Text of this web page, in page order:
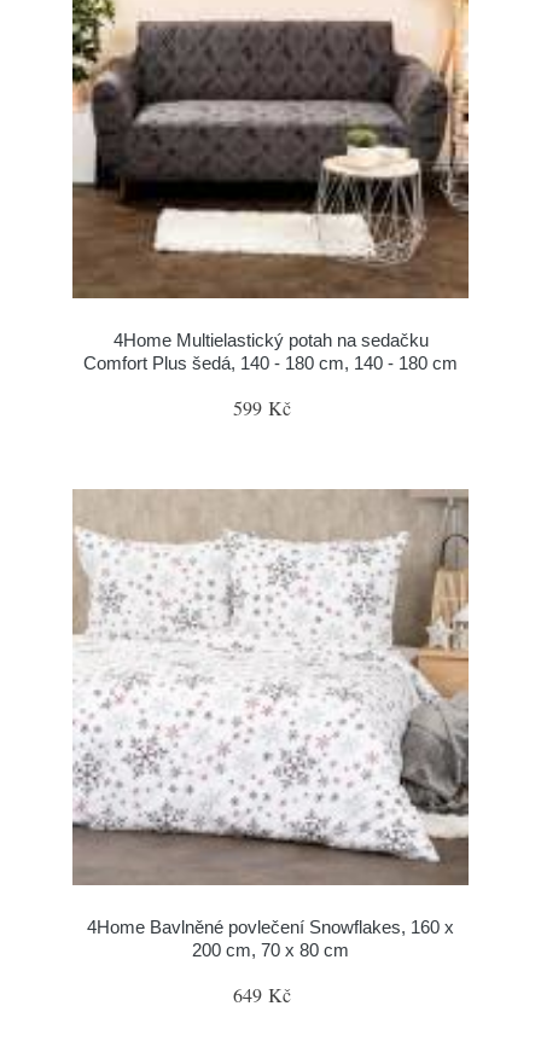
4Home Multielastický potah na sedačku
Comfort Plus šedá, 140 - 180 cm, 140 - 180 cm
599 Kč
4Home Bavlněné povlečení Snowflakes, 160 x
200 cm, 70 x 80 cm
649 Kč